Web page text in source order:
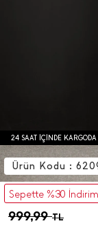
24 SAAT İÇİNDE KARGODA
Sepette %30 İndirim
999,99TL
Ürün Kodu :